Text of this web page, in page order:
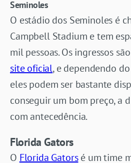
Seminoles
O estádio dos Seminoles é
Campbell Stadium e tem
mil pessoas. Os ingressos
site oficial, e dependendo
eles podem ser bastante
conseguir um bom preço, a
com antecedência.
Florida Gators
O Florida Gatorsé um time